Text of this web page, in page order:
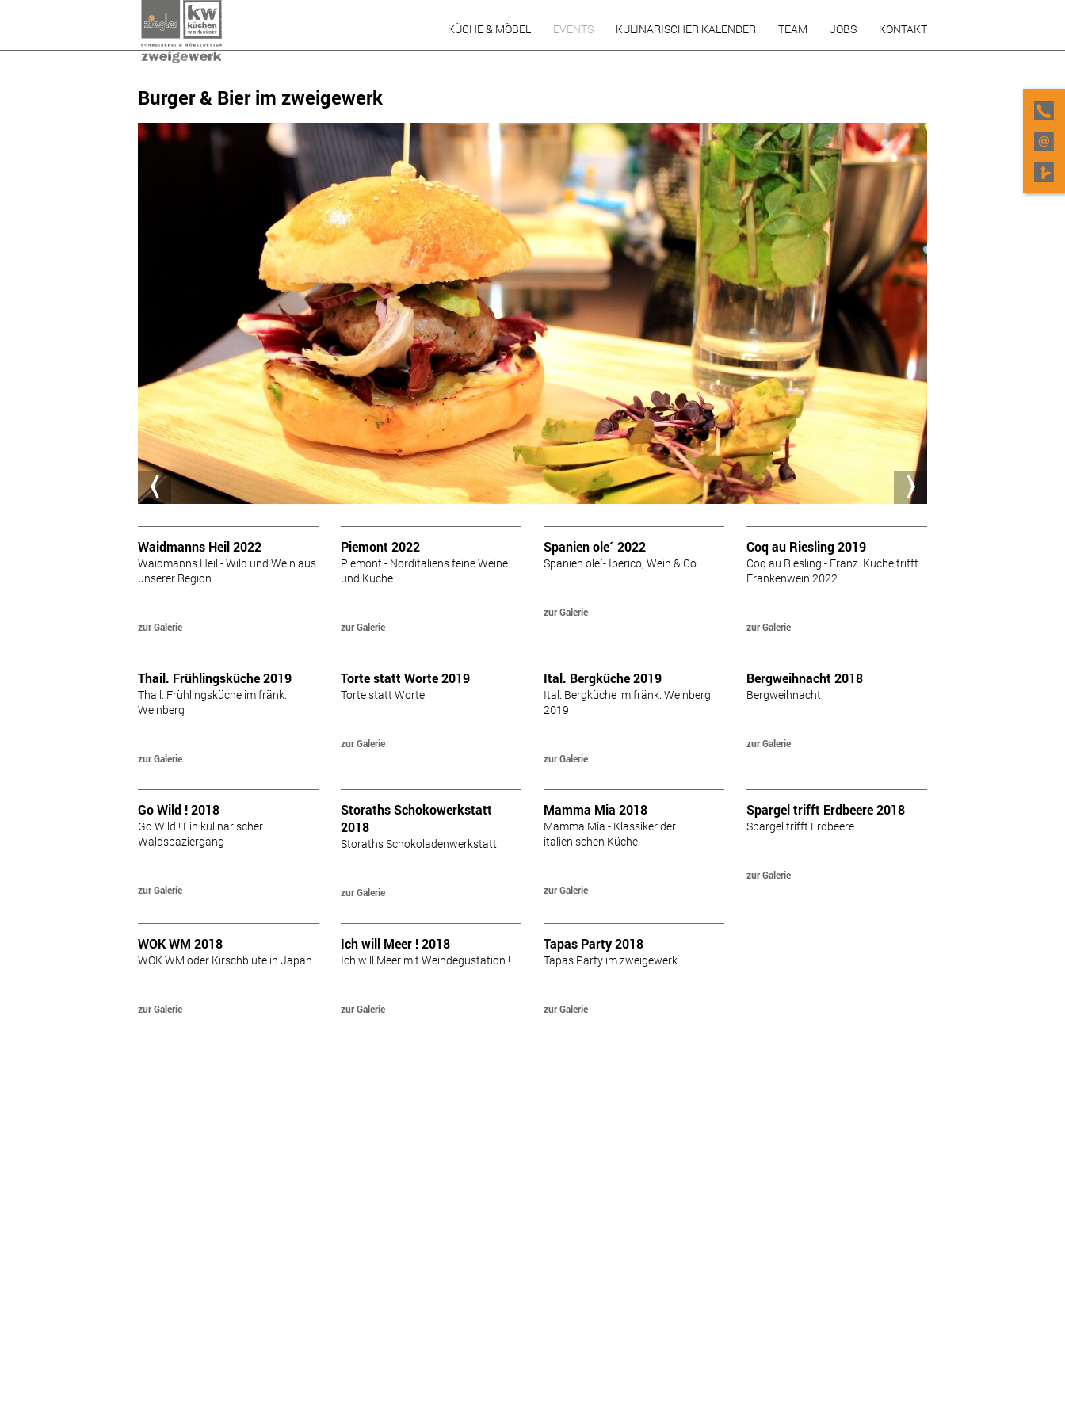
KÜCHE & MÖBEL
fotos
küchennachrichten
EVENTS
Coq au Riesling 2019
Thail. Frühlingsküche 2019
Torte statt Worte 2019
Ital. Bergküche 2019
Burger & Beer 2019
Bergweihnacht 2018
Go Wild ! 2018
Storaths Schokowerkstatt
2018
Mamma Mia 2018
Spargel trifft Erdbeere 2018
WOK WM 2018
Ich will Meer ! 2018
Tapas Party 2018
KULINARISCHER KALENDER TEAM JOBS KONTAKT
Burger & Bier im zweigewerk
Waidmanns Heil 2022
Waidmanns Heil - Wild und Wein aus
unserer Region
zur Galerie
Piemont 2022
Piemont - Norditaliens feine Weine
und Küche
zur Galerie
Spanien ole´ 2022
Spanien ole´- Iberico, Wein & Co.
zur Galerie
Coq au Riesling 2019
Coq au Riesling - Franz. Küche trifft
Frankenwein 2022
zur Galerie
Thail. Frühlingsküche 2019
Thail. Frühlingsküche im fränk.
Weinberg
zur Galerie
Torte statt Worte 2019
Torte statt Worte
zur Galerie
Ital. Bergküche 2019
Ital. Bergküche im fränk. Weinberg
2019
zur Galerie
Bergweihnacht 2018
Bergweihnacht
zur Galerie
Go Wild ! 2018
Go Wild ! Ein kulinarischer
Waldspaziergang
zur Galerie
Storaths Schokowerkstatt
2018
Storaths Schokoladenwerkstatt
zur Galerie
Mamma Mia 2018
Mamma Mia - Klassiker der
italienischen Küche
zur Galerie
Spargel trifft Erdbeere 2018
Spargel trifft Erdbeere
zur Galerie
WOK WM 2018
WOK WM oder Kirschblüte in Japan
zur Galerie
Ich will Meer ! 2018
Ich will Meer mit Weindegustation !
zur Galerie
Tapas Party 2018
Tapas Party im zweigewerk
zur Galerie